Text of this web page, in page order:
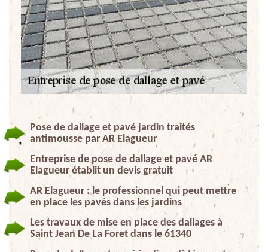
Pose de dallage et pavé jardin traités
antimousse par AR Elagueur
Entreprise de pose de dallage et pavé AR
Elagueur établit un devis gratuit
AR Elagueur : le professionnel qui peut mettre
en place les pavés dans les jardins
Les travaux de mise en place des dallages à
Saint Jean De La Foret dans le 61340